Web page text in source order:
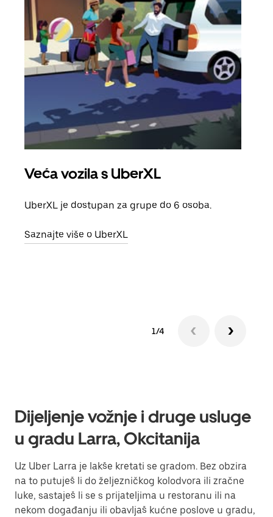
Veća vozila s UberXL
UberXL je dostupan za grupe do 6 osoba.
Saznajte više o UberXL
1/4
Dijeljenje vožnje i druge usluge
u gradu Larra, Okcitanija
Uz Uber Larra je lakše kretati se gradom. Bez obzira
na to putuješ li do željezničkog kolodvora ili zračne
luke, sastaješ li se s prijateljima u restoranu ili na
nekom događanju ili obavljaš kućne poslove u gradu,